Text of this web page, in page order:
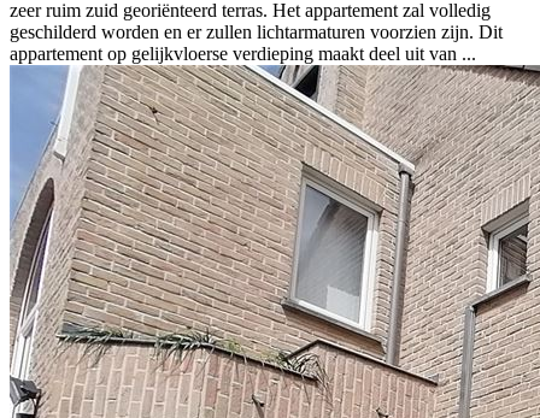
zeer ruim zuid georiënteerd terras. Het appartement zal volledig
geschilderd worden en er zullen lichtarmaturen voorzien zijn. Dit
appartement op gelijkvloerse verdieping maakt deel uit van ...